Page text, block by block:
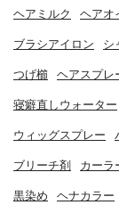
ヘアミルク ヘアオ
ブラシアイロン シ
つげ櫛 ヘアスプレ
寝癖直しウォーター
ウィッグスプレー
ブリーチ剤 カーラ
黒染め ヘナカラー